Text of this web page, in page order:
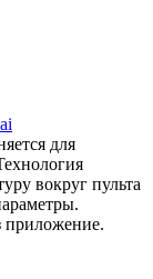
для
вокруг пульта
приложение.